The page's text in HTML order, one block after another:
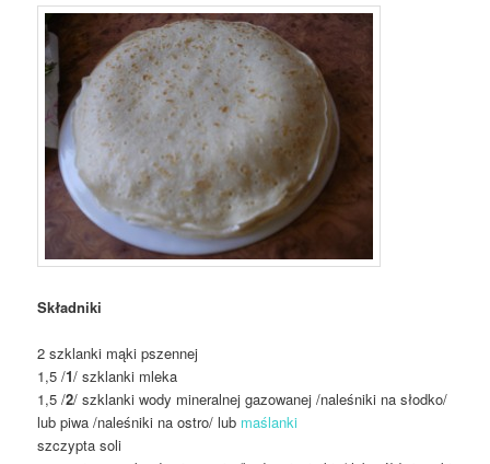
Składniki
2 szklanki mąki pszennej
1,5 /1/ szklanki mleka
1,5 /2/ szklanki wody mineralnej gazowanej /naleśniki na słodko/
lub piwa /naleśniki na ostro/ lub maślanki
szczypta soli